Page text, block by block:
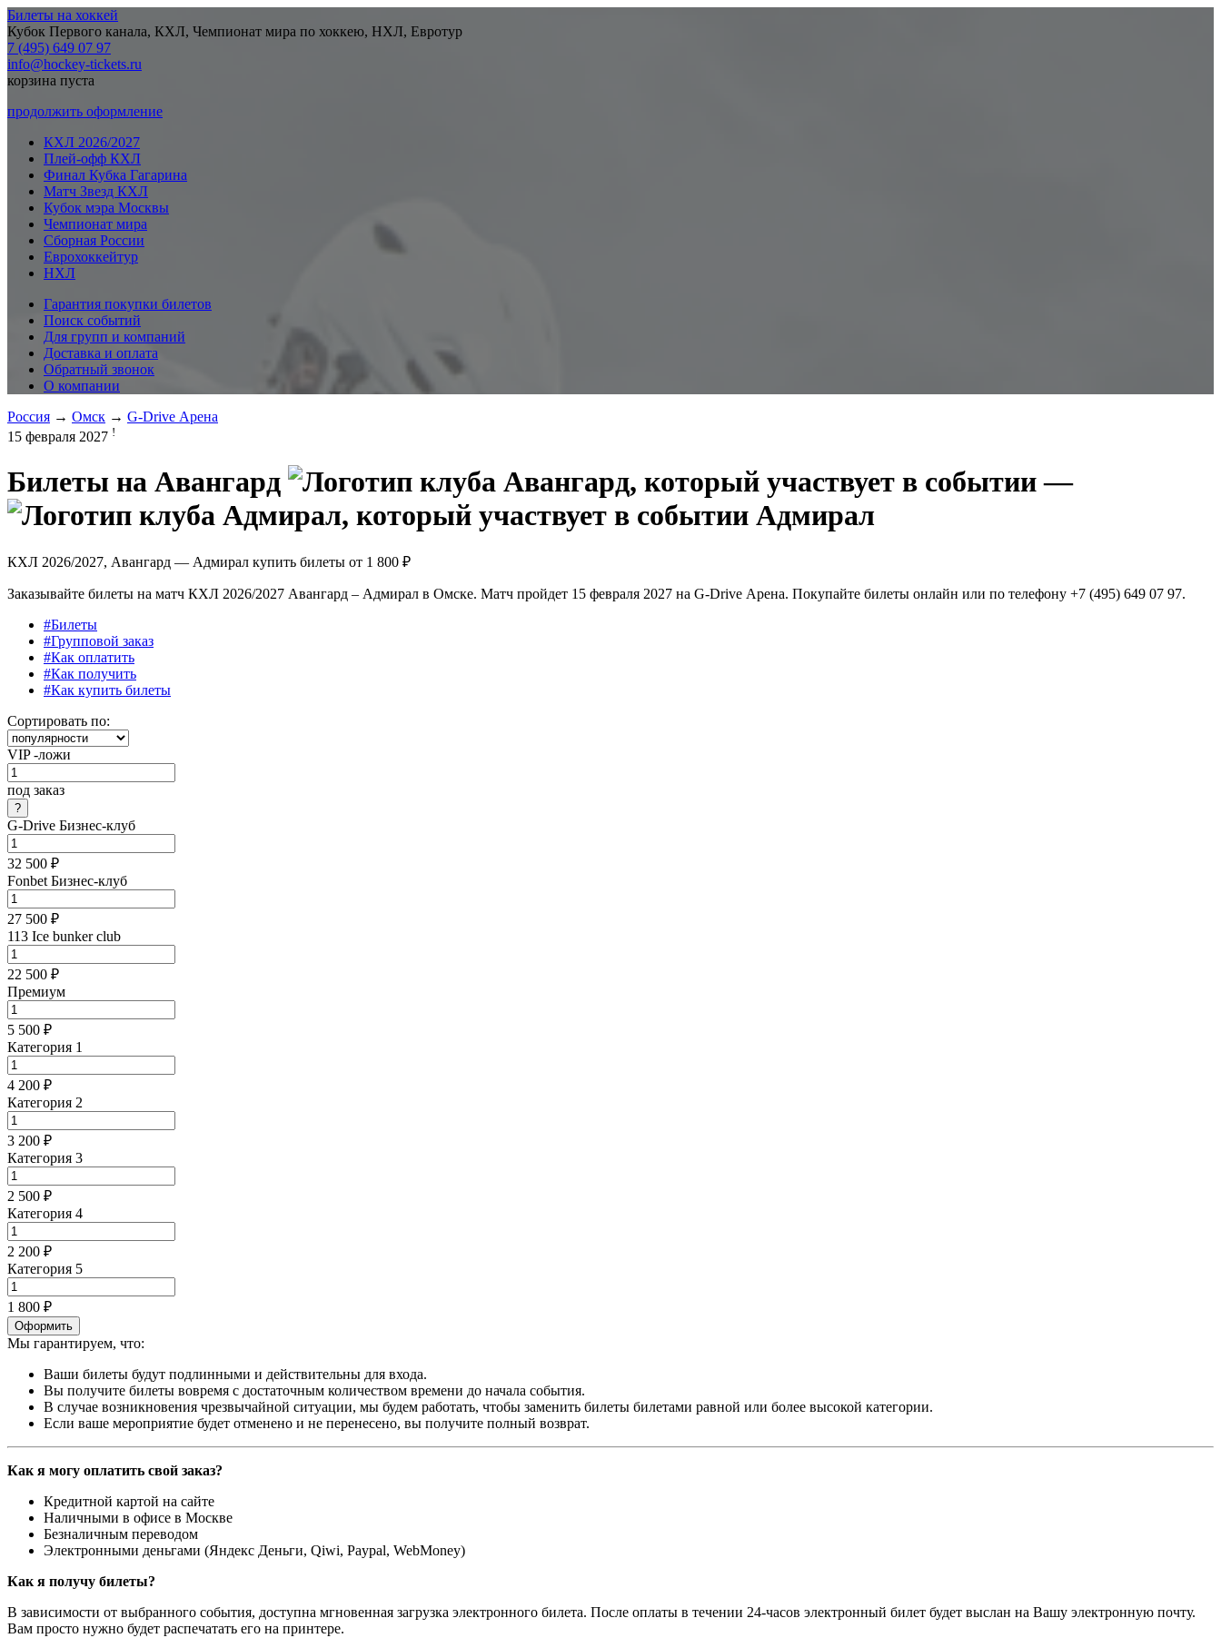
Билеты на хоккей
Кубок Первого канала, КХЛ, Чемпионат мира по хоккею, НХЛ, Евротур
7 (495) 649 07 97
info@hockey-tickets.ru
корзина пуста
продолжить оформление
КХЛ 2026/2027
Плей-офф КХЛ
Финал Кубка Гагарина
Матч Звезд КХЛ
Кубок мэра Москвы
Чемпионат мира
Сборная России
Еврохоккейтур
НХЛ
Гарантия покупки билетов
Поиск событий
Для групп и компаний
Доставка и оплата
Обратный звонок
О компании
Россия → Омск → G-Drive Арена
15 февраля 2027 !
Билеты на Авангард
—
Адмирал
КХЛ 2026/2027, Авангард — Адмирал купить билеты от 1 800 ₽
Заказывайте билеты на матч КХЛ 2026/2027 Авангард – Адмирал в Омске. Матч пройдет 15 февраля 2027 на G-Drive Арена. Покупайте билеты онлайн или по телефону +7 (495) 649 07 97.
#Билеты
#Групповой заказ
#Как оплатить
#Как получить
#Как купить билеты
Сортировать по:
VIP -ложи
под заказ
G-Drive Бизнес-клуб
32 500 ₽
Fonbet Бизнес-клуб
27 500 ₽
113 Ice bunker club
22 500 ₽
Премиум
5 500 ₽
Категория 1
4 200 ₽
Категория 2
3 200 ₽
Категория 3
2 500 ₽
Категория 4
2 200 ₽
Категория 5
1 800 ₽
Оформить
Мы гарантируем, что:
Ваши билеты будут подлинными и действительны для входа.
Вы получите билеты вовремя с достаточным количеством времени до начала события.
В случае возникновения чрезвычайной ситуации, мы будем работать, чтобы заменить билеты билетами равной или более высокой категории.
Если ваше мероприятие будет отменено и не перенесено, вы получите полный возврат.
Как я могу оплатить свой заказ?
Кредитной картой на сайте
Наличными в офисе в Москве
Безналичным переводом
Электронными деньгами (Яндекс Деньги, Qiwi, Paypal, WebMoney)
Как я получу билеты?
В зависимости от выбранного события, доступна мгновенная загрузка электронного билета. После оплаты в течении 24-часов электронный билет будет выслан на Вашу электронную почту.
Вам просто нужно будет распечатать его на принтере.